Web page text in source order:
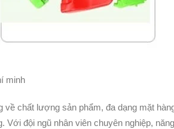
minh
chất lượng sản phẩm, đa dạng mặt
đội ngũ nhân viên chuyên nghiệp,